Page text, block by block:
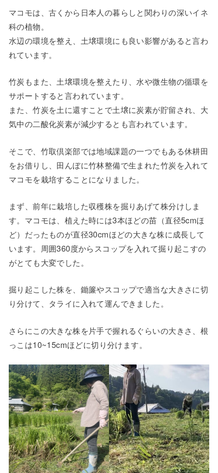
マコモは、古くから日本人の暮らしと関わりの深いイネ
科の植物。
水辺の環境を整え、土壌環境にも良い影響があると言わ
れています。
竹炭もまた、土壌環境を整えたり、水や微生物の循環を
サポートすると言われています。
また、竹炭を土に還すことで土壌に炭素が貯留され、大
気中の二酸化炭素が減少するとも言われています。
そこで、竹取倶楽部では地域課題の一つでもある休耕田
をお借りし、田んぼに竹林整備で生まれた竹炭を入れて
マコモを栽培することになりました。
まず、前年に栽培した収穫株を掘りあげて株分けしま
す。マコモは、植えた時には3本ほどの苗（直径5cmほ
ど）だったものが直径30cmほどの大きな株に成長して
います。周囲360度からスコップを入れて掘り起こすの
がとても大変でした。
掘り起こした株を、鋤簾やスコップで適当な大きさに切
り分けて、タライに入れて運んできました。
さらにこの大きな株を片手で握れるぐらいの大きさ、根
っこは10~15cmほどに切り分けます。